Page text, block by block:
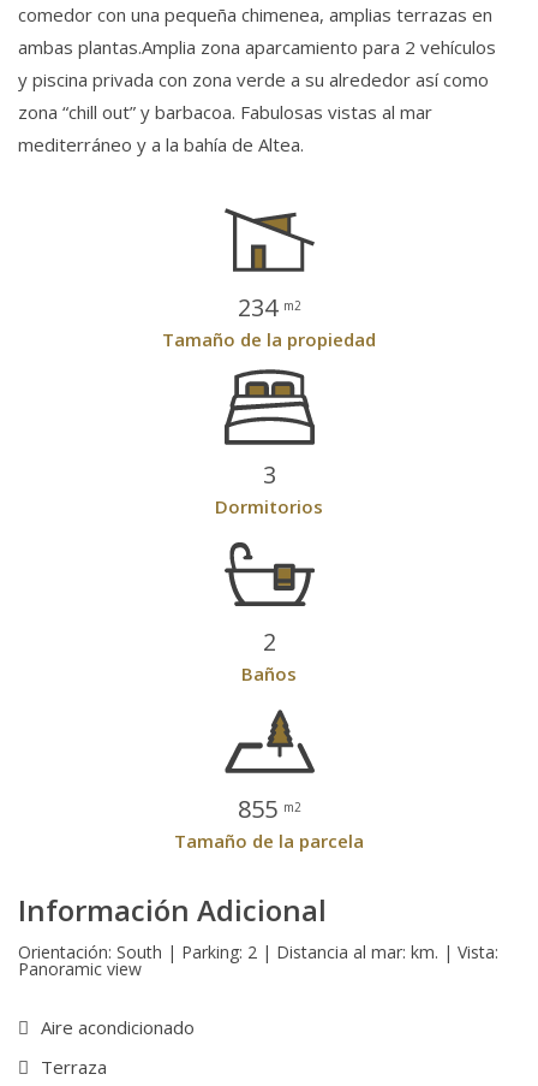
comedor con una pequeña chimenea, amplias terrazas en
ambas plantas.Amplia zona aparcamiento para 2 vehículos
y piscina privada con zona verde a su alrededor así como
zona “chill out” y barbacoa. Fabulosas vistas al mar
mediterráneo y a la bahía de Altea.
234 m2
Tamaño de la propiedad
3
Dormitorios
2
Baños
855 m2
Tamaño de la parcela
Información Adicional
Orientación: South | Parking: 2 | Distancia al mar: km. | Vista:
Panoramic view
Aire acondicionado
Terraza